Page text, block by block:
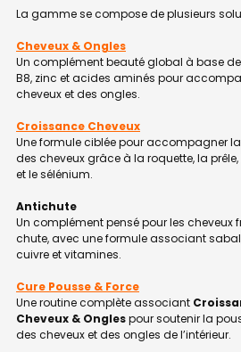
La gamme se compose de plusieurs
Cheveux & Ongles
Un complément beauté global à base
B8, zinc et acides aminés pour
cheveux et des ongles.
Croissance Cheveux
Une formule ciblée pour accompagner
des cheveux grâce à la roquette, la
et le sélénium.
Antichute
Un complément pensé pour les cheveux
chute, avec une formule associant sabal,
cuivre et vitamines.
Cure Pousse & Force
Une routine complète associant
Cheveux & Onglespour soutenir la
des cheveux et des ongles de l’intérieur.